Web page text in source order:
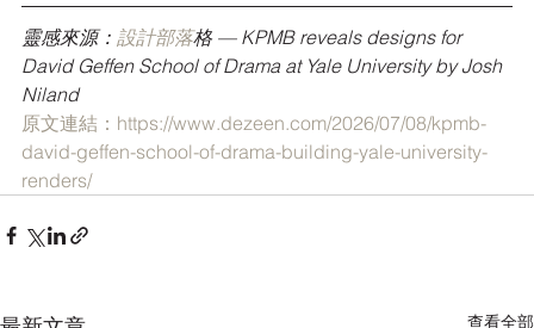
靈感來源： 設計部落格 — KPMB reveals designs for
David Geffen School of Drama at Yale University by Josh
Niland
原文連結：https://www.dezeen.com/2026/07/08/kpmb-
david-geffen-school-of-drama-building-yale-university-
renders/
查看全部